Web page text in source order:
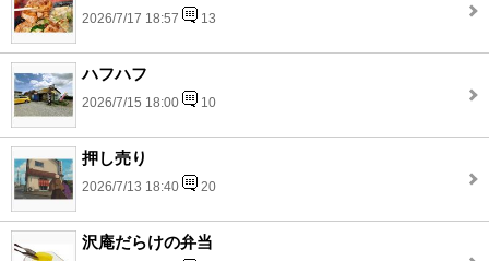
2026/7/17 18:57 13
ハフハフ
2026/7/15 18:00 10
押し売り
2026/7/13 18:40 20
沢庵だらけの弁当